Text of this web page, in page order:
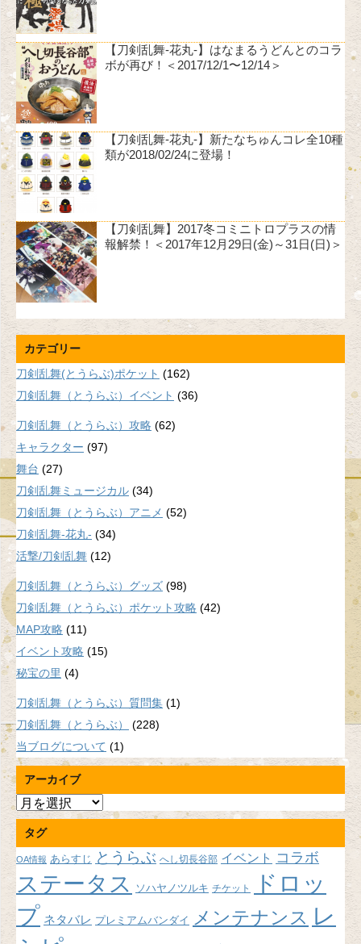
【刀剣乱舞-花丸-】はなまるうどんとのコラ
ボが再び！＜2017/12/1〜12/14＞
【刀剣乱舞-花丸-】新たなちゅんコレ全10種
類が2018/02/24に登場！
【刀剣乱舞】2017冬コミニトロプラスの情
報解禁！＜2017年12月29日(金)～31日(日)＞
カテゴリー
刀剣乱舞(とうらぶ)ポケット (162)
刀剣乱舞（とうらぶ）イベント (36)
刀剣乱舞（とうらぶ）攻略 (62)
キャラクター (97)
舞台 (27)
刀剣乱舞ミュージカル (34)
刀剣乱舞（とうらぶ）アニメ (52)
刀剣乱舞-花丸- (34)
活撃/刀剣乱舞 (12)
刀剣乱舞（とうらぶ）グッズ (98)
刀剣乱舞（とうらぶ）ポケット攻略 (42)
MAP攻略 (11)
イベント攻略 (15)
秘宝の里 (4)
刀剣乱舞（とうらぶ）質問集 (1)
刀剣乱舞（とうらぶ）
(228)
当ブログについて (1)
アーカイブ
ア
ー
カ
イ
ブ
タグ
OA情報 あらすじ とうらぶ へし切長谷部 イベント コラボ
ステータス ソハヤノツルキ チケット
ドロッ
プ ネタバレ プレミアムバンダイ メンテナンス レ